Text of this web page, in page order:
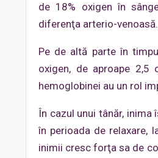
de 18% oxigen în
diferenţa arterio-venoasă.
Pe de altă parte în
oxigen, de aproape
hemoglobinei au un rol
În cazul unui tânăr,
în perioada de relaxare,
inimii cresc forţa sa de